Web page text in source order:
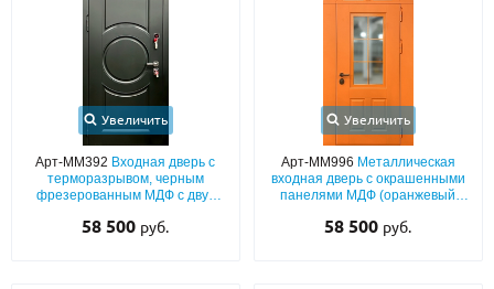
Увеличить
Арт-ММ392 Входная дверь с
терморазрывом, черным
фрезерованным МДФ с двух
58 500 руб.
Увеличить
Арт-ММ996 Металлическая
входная дверь с окрашенными
панелями МДФ (оранжевый
наличниками, арочной
58 500 руб.